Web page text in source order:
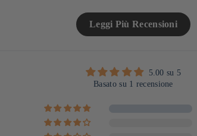
Leggi Più Recensioni
5.00 su 5
Basato su 1 recensione